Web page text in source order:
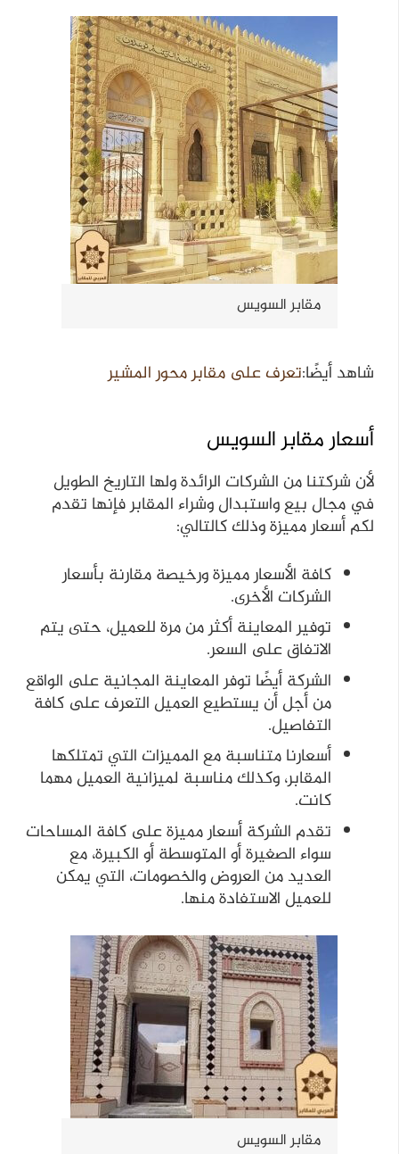
مقابر السويس
شاهد أيضًا:تعرف على مقابر محور المشير
أسعار مقابر السويس
لأن شركتنا من الشركات الرائدة ولها التاريخ الطويل
في مجال بيع واستبدال وشراء المقابر فإنها تقدم
لكم أسعار مميزة وذلك كالتالي:
كافة الأسعار مميزة ورخيصة مقارنة بأسعار
الشركات الأخرى.
توفير المعاينة أكثر من مرة للعميل، حتى يتم
الاتفاق على السعر.
الشركة أيضًا توفر المعاينة المجانية على الواقع
من أجل أن يستطيع العميل التعرف على كافة
التفاصيل.
أسعارنا متناسبة مع المميزات التي تمتلكها
المقابر، وكذلك مناسبة لميزانية العميل مهما
كانت.
تقدم الشركة أسعار مميزة على كافة المساحات
سواء الصغيرة أو المتوسطة أو الكبيرة، مع
العديد من العروض والخصومات، التي يمكن
للعميل الاستفادة منها.
مقابر السويس